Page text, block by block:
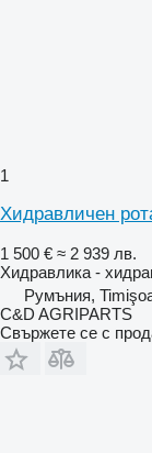
1
Хидравличен
1 500 € ≈ 2 939 лв.
Хидравлика -
Румъния,
C&D AGRIPARTS
Свържете се с